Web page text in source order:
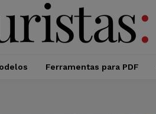
Ferramentas para PDF